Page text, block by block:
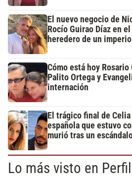
El nuevo negocio de
Rocío Guirao Díaz en
heredero de un
Cómo está hoy
Palito Ortega y
internación
El trágico final de
española que estuvo
murió tras un
Lo más visto en Perfil